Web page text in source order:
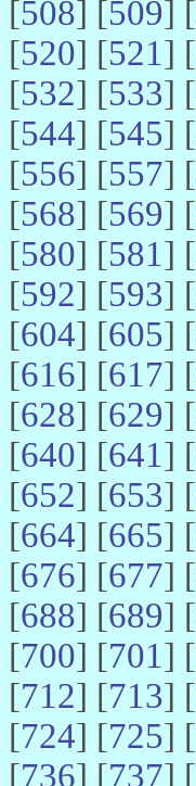
[508] [509] [
[520] [521] [
[532] [533] [
[544] [545] [
[556] [557] [
[568] [569] [
[580] [581] [
[592] [593] [
[604] [605] [
[616] [617] [
[628] [629] [
[640] [641] [
[652] [653] [
[664] [665] [
[676] [677] [
[688] [689] [
[700] [701] [
[712] [713] [
[724] [725] [
[736] [737] [